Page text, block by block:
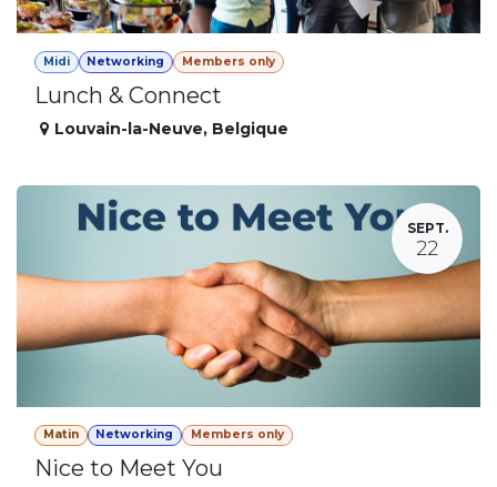
Midi Networking Members only
Lunch & Connect
Louvain-la-Neuve, Belgique
SEPT.
22
Matin Networking Members only
Nice to Meet You